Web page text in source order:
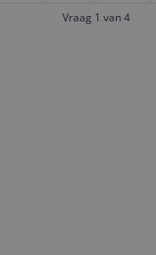
Vraag 1 van 4